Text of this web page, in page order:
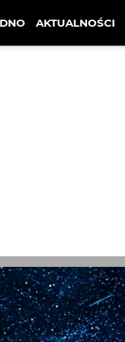
DNO AKTUALNOŚCI